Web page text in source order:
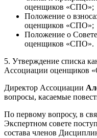
оценщиков «СПО»;
Положение о
оценщиков «СПО»;
Положение о
оценщиков «СПО».
5. Утверждение списка
Ассоциации оценщиков
Директор Ассоциации
вопросы, касаемые
По первому вопросу, в
Экспертном совете
состава членов